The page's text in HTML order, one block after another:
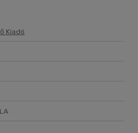
Kiadó